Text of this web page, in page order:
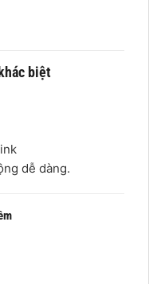
biệt
dễ dàng.